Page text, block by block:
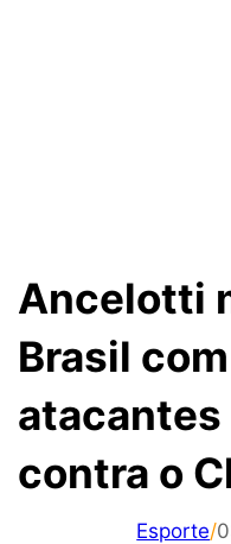
Ancelotti
Brasil
atacantes
contra o
Esporte/